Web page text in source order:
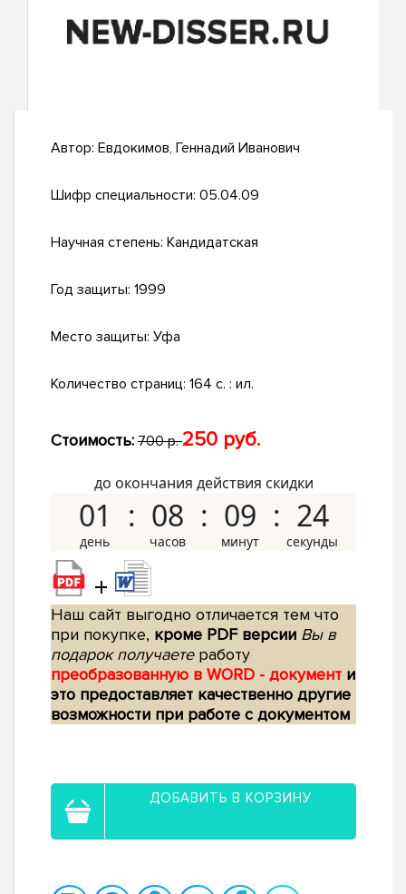
Автор: Евдокимов, Геннадий Иванович
Шифр специальности: 05.04.09
Научная степень: Кандидатская
Год защиты: 1999
Место защиты: Уфа
Количество страниц: 164 с. : ил.
Стоимость: 700 р.250 руб.
до окончания действия скидки
01 08 09 23
+
Наш сайт выгодно отличается тем что
при покупке, кроме PDF версии Вы в
подарок получаетеработу
преобразованную в WORD - документ и
это предоставляет качественно другие
возможности при работе с документом
ДОБАВИТЬ В КОРЗИНУ